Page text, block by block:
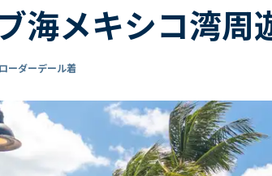
海メキシコ湾周
ーダーデール着